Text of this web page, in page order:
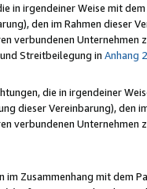
in irgendeiner Weise mit
den im Rahmen dieser
verbundenen
Streitbeilegung in Anhang 2
die in irgendeiner
dieser Vereinbarung), den
verbundenen
Zusammenhang mit dem